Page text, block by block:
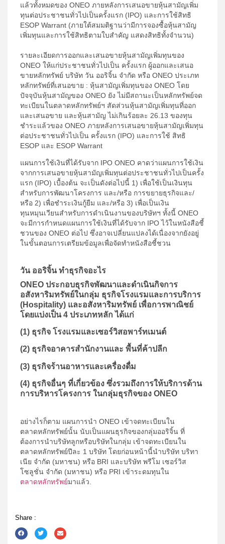
แล้วทั้งหมดของ ONEO ภายหลังการเสนอขายหุ้นสามัญเพิ่ม
ทุนต่อประชาชนทั่วไปเป็นครั้งแรก (IPO) และการใช้สิทธิ
ESOP Warrant (ภายใต้สมมติฐานว่ามีการจองซื้อหุ้นสามัญ
เพิ่มทุนและการใช้สิทธิตามใบสำคัญ แสดงสิทธิทั้งจำนวน)
รายละเอียดการออกและเสนอขายหุ้นสามัญเพิ่มทุนของ
ONEO ให้แก่ประชาชนทั่วไปเป็น ครั้งแรก ผู้ออกและเสนอ
ขายหลักทรัพย์ บริษัท วัน ออริจิ้น จำกัด หรือ ONEO ประเภท
หลักทรัพย์ที่เสนอขาย : หุ้นสามัญเพิ่มทุนของ ONEO โดย
ปัจจุบันหุ้นสามัญของ ONEO ยัง ไม่มีสถานะเป็นหลักทรัพย์จด
ทะเบียนในตลาดหลักทรัพย์ฯ สัดส่วนหุ้นสามัญเพิ่มทุนที่ออก
และเสนอขาย และหุ้นสามัญ ไม่เกินร้อยละ 26.13 ของทุน
ชำระแล้วของ ONEO ภายหลังการเสนอขายหุ้นสามัญเพิ่มทุน
ต่อประชาชนทั่วไปเป็น ครั้งแรก (IPO) และการใช้ สิทธิ
ESOP และ ESOP Warrant
แผนการใช้เงินที่ได้รับจาก IPO ONEO คาดว่าแผนการใช้เงิน
จากการเสนอขายหุ้นสามัญเพิ่มทุนต่อประชาชนทั่วไปเป็นครั้ง
แรก (IPO) เบื้องต้น จะเป็นดังต่อไปนี้ 1) เพื่อใช้เป็นเงินทุน
สำหรับการพัฒนาโครงการ และ/หรือ การขยายธุรกิจและ/
หรือ 2) เพื่อชำระเงินกู้ยืม และ/หรือ 3) เพื่อเป็นเงิน
ทุนหมุนเวียนสำหรับการดำเนินงานของบริษัทฯ ทั้งนี้ ONEO
จะมีการกำหนดแผนการใช้เงินที่ได้รับจาก IPO ไว้ในหนังสือชี้
ชวนของ ONEO ต่อไป ซึ่งอาจเปลี่ยนแปลงได้เนื่องจากยังอยู่
ในขั้นตอนการเตรียมข้อมูลเพื่อจัดทำหนังสือชี้ชวน
วัน ออริจิ้น ทำธุรกิจอะไร
ONEO ประกอบธุรกิจพัฒนาและดำเนินกิจการ
อสังหาริมทรัพย์ในกลุ่ม ธุรกิจโรงแรมและการบริการ
(Hospitality) และอสังหาริมทรัพย์ เพื่อการพาณิชย์
โดยแบ่งเป็น 4 ประเภทหลัก ได้แก่
(1) ธุรกิจ โรงแรมและเซอร์วิสอพาร์ทเมนต์
(2) ธุรกิจอาคารสำนักงานและ พื้นที่ค้าปลีก
(3) ธุรกิจร้านอาหารและเครื่องดื่ม
(4) ธุรกิจอื่นๆ ที่เกี่ยวข้อง ซึ่งรวมถึงการให้บริการด้าน
การบริหารโครงการ ในกลุ่มธุรกิจของ ONEO
อย่างไรก็ตาม แผนการนำ ONEO เข้าจดทะเบียนใน
ตลาดหลักทรัพย์นั้น นับเป็นแผนธุรกิจของกลุ่มออริจิ้น ที่
ต้องการนำบริษัทลูกหรือบริษัทในกลุ่ม เข้าจดทะเบียนใน
ตลาดหลักทรัพย์ปีละ 1 บริษัท โดยก่อนหน้านี้นำบริษัท บริทา
เนีย จำกัด (มหาชน) หรือ BRI และบริษัท พรีโม เซอร์วิส
โซลูชั่น จำกัด (มหาชน) หรือ PRI เข้าระดมทุนใน
ตลาดหลักทรัพย์มาแล้ว.
Share :